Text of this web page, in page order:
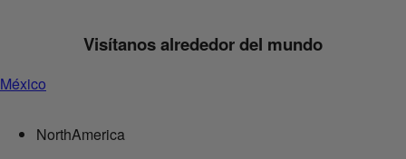
Visítanos alrededor del mundo
México
NorthAmerica